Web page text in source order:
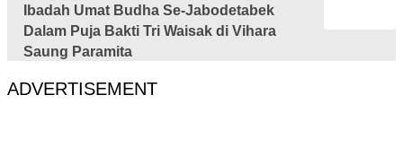
Ibadah Umat Budha Se-Jabodetabek
Dalam Puja Bakti Tri Waisak di Vihara
Saung Paramita
ADVERTISEMENT